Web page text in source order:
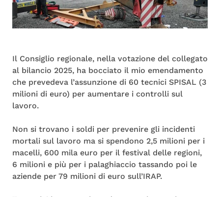
Il Consiglio regionale, nella votazione del collegato
al bilancio 2025, ha bocciato il mio emendamento
che prevedeva l’assunzione di 60 tecnici SPISAL (3
milioni di euro) per aumentare i controlli sul
lavoro.
Non si trovano i soldi per prevenire gli incidenti
mortali sul lavoro ma si spendono 2,5 milioni per i
macelli, 600 mila euro per il festival delle regioni,
6 milioni e più per i palaghiaccio tassando poi le
aziende per 79 milioni di euro sull’IRAP.